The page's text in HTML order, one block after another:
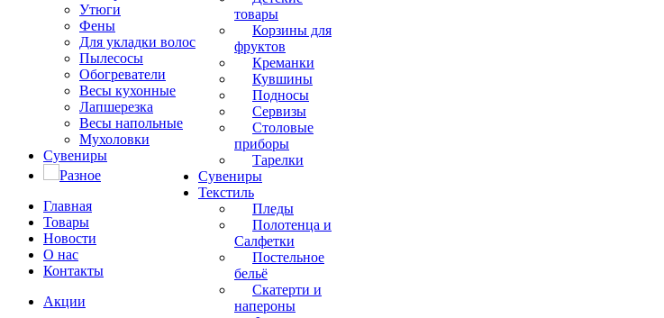
товары
Корзины для
фруктов
Креманки
Кувшины
Подносы
Сервизы
Столовые
приборы
Тарелки
Сувениры
Текстиль
Пледы
Полотенца и
Салфетки
Постельное
бельё
Скатерти и
напероны
Утюги
Фены
Для укладки волос
Пылесосы
Обогреватели
Весы кухонные
Лапшерезка
Весы напольные
Мухоловки
Сувениры
Разное
Главная
Товары
Новости
О нас
Контакты
Акции